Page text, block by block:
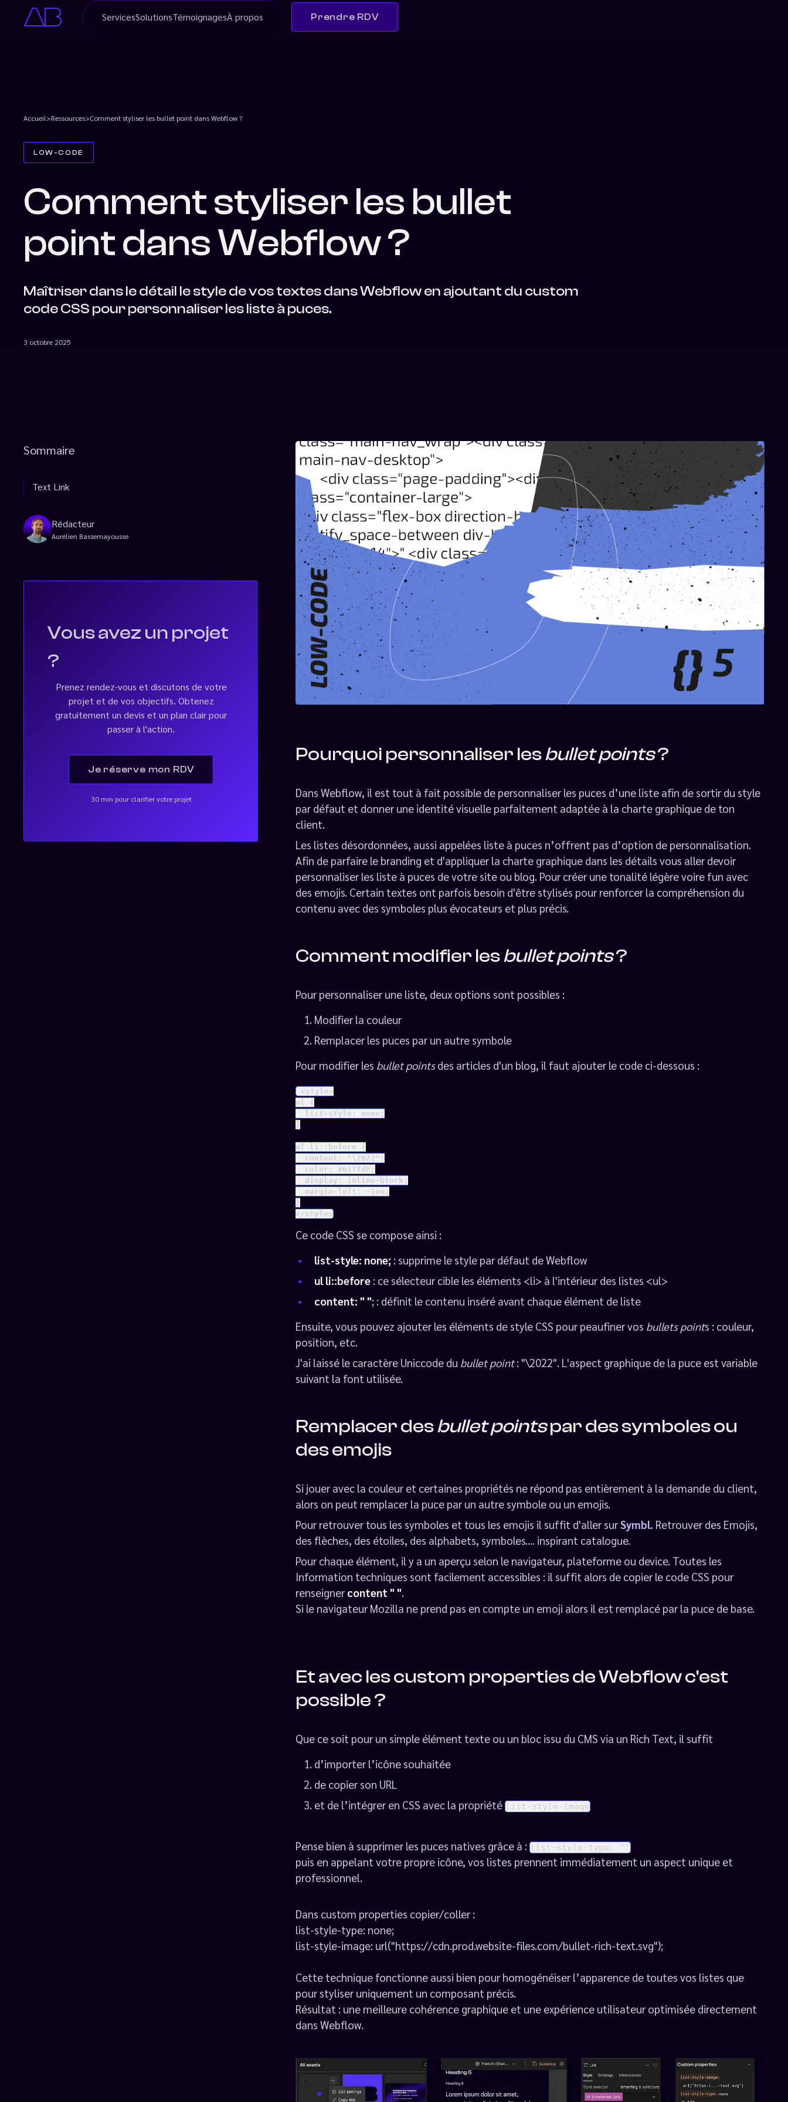
ServicesSolutionsTémoignagesÀ propos Prendre RDV
Accueil>Ressources>Comment styliser les bullet point dans Webflow ?
LOW-CODE
Comment styliser les bullet
point dans Webflow ?
Maîtriser dans le détail le style de vos textes dans Webflow en ajoutant du custom
code CSS pour personnaliser les liste à puces.
3 octobre 2025
Sommaire
Text Link
Rédacteur
Aurélien Bassemayousse
Vous avez un projet
?
Prenez rendez-vous et discutons de votre
projet et de vos objectifs. Obtenez
gratuitement un devis et un plan clair pour
passer à l'action.
Je réserve mon RDV
30 min pour clarifier votre projet
Pourquoi personnaliser lesbullet points?
Dans Webflow, il est tout à fait possible de personnaliser les puces d’une liste afin de sortir du style
par défaut et donner une identité visuelle parfaitement adaptée à la charte graphique de ton
client.
Les listes désordonnées, aussi appelées liste à puces n’offrent pas d’option de personnalisation.
Afin de parfaire le branding et d'appliquer la charte graphique dans les détails vous aller devoir
personnaliser les liste à puces de votre site ou blog. Pour créer une tonalité légère voire fun avec
des emojis. Certain textes ont parfois besoin d'être stylisés pour renforcer la compréhension du
contenu avec des symboles plus évocateurs et plus précis.
Comment modifier lesbullet points?
Pour personnaliser une liste, deux options sont possibles :
Modifier la couleur
Remplacer les puces par un autre symbole
Pour modifier les bullet pointsdes articles d'un blog, il faut ajouter le code ci-dessous :
<style>
ul {
}
ul li::before {
}
</style>
Ce code CSS se compose ainsi :
list-style: none; : supprime le style par défaut de Webflow
ul li::before : ce sélecteur cible les éléments <li> à l'intérieur des listes <ul>
content: " "; : définit le contenu inséré avant chaque élément de liste
Ensuite, vous pouvez ajouter les éléments de style CSS pour peaufiner vos bullets points : couleur,
position, etc.
J'ai laissé le caractère Uniccode du bullet point: "\2022". L'aspect graphique de la puce est variable
suivant la font utilisée.
Remplacer desbullet pointspar des symboles ou
des emojis
Si jouer avec la couleur et certaines propriétés ne répond pas entièrement à la demande du client,
alors on peut remplacer la puce par un autre symbole ou un emojis.
Pour retrouver tous les symboles et tous les emojis il suffit d'aller surSymbl. Retrouver des Emojis,
des flèches, des étoiles, des alphabets, symboles.... inspirant catalogue.
Pour chaque élément, il y a un aperçu selon le navigateur, plateforme ou device. Toutes les
Information techniques sont facilement accessibles : il suffit alors de copier le code CSS pour
renseigner content " ".
Si le navigateur Mozilla ne prend pas en compte un emoji alors il est remplacé par la puce de base.
Et avec les custom properties de Webflow c'est
possible ?
Que ce soit pour un simple élément texte ou un bloc issu du CMS via un Rich Text, il suffit
d’importer l’icône souhaitée
de copier son URL
et de l’intégrer en CSS avec la propriété list-style-image
Pense bien à supprimer les puces natives grâce à : list-style-type: ""
puis en appelant votre propre icône, vos listes prennent immédiatement un aspect unique et
professionnel.
Dans custom properties copier/coller :
list-style-type: none;
list-style-image: url("https://cdn.prod.website-files.com/bullet-rich-text.svg");
Cette technique fonctionne aussi bien pour homogénéiser l’apparence de toutes vos listes que
pour styliser uniquement un composant précis.
Résultat : une meilleure cohérence graphique et une expérience utilisateur optimisée directement
dans Webflow.